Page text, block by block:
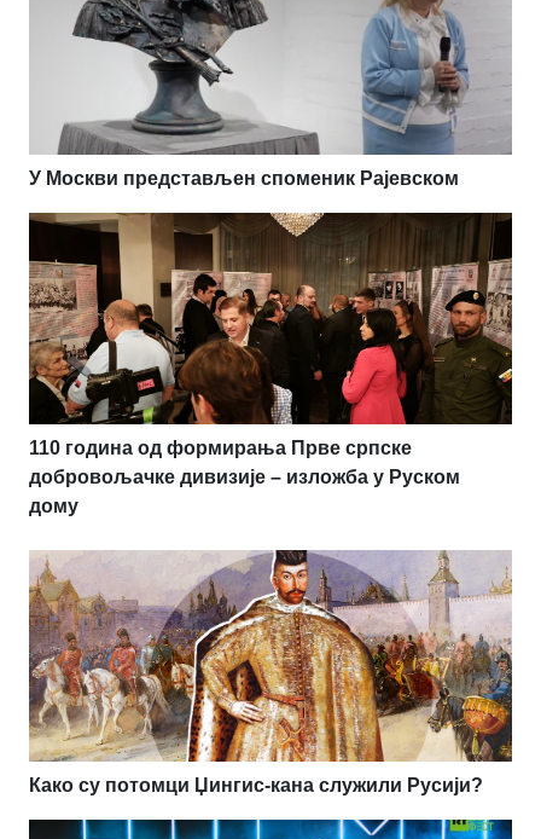
У Москви представљен споменик Рајевском
110 година од формирања Прве српске
добровољачке дивизије – изложба у Руском
дому
Како су потомци Џингис-кана служили Русији?